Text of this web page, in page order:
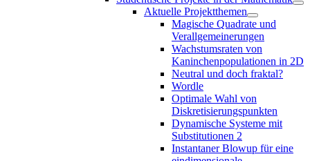
Aktuelle Projektthemen
Magische Quadrate und
Verallgemeinerungen
Wachstumsraten von
Kaninchenpopulationen in 2D
Neutral und doch fraktal?
Wordle
Optimale Wahl von
Diskretisierungspunkten
Dynamische Systeme mit
Substitutionen 2
Instantaner Blowup für eine